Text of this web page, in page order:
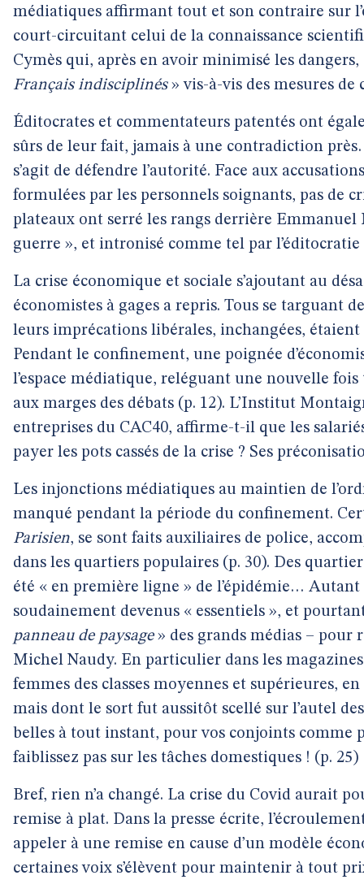
médiatiques affirmant tout et son contraire sur
court-circuitant celui de la connaissance
Cymès qui, après en avoir minimisé les dangers,
Français indisciplinés» vis-à-vis des mesures de
Éditocrates et commentateurs patentés ont
sûrs de leur fait, jamais à une contradiction
s’agit de défendre l’autorité. Face aux
formulées par les personnels soignants, pas de
plateaux ont serré les rangs derrière
guerre », et intronisé comme tel par l’éditocratie
La crise économique et sociale s’ajoutant au
économistes à gages a repris. Tous se targuant
leurs imprécations libérales, inchangées,
Pendant le confinement, une poignée
l’espace médiatique, reléguant une nouvelle
aux marges des débats (p. 12). L’Institut
entreprises du CAC40, affirme-t-il que les
payer les pots cassés de la crise ? Ses
Les injonctions médiatiques au maintien de
manqué pendant la période du confinement.
Parisien, se sont faits auxiliaires de police,
dans les quartiers populaires (p. 30). Des
été « en première ligne » de l’épidémie…
soudainement devenus « essentiels », et
panneau de paysage» des grands médias – pour
Michel Naudy. En particulier dans les
femmes des classes moyennes et supérieures,
mais dont le sort fut aussitôt scellé sur l’autel
belles à tout instant, pour vos conjoints comme
faiblissez pas sur les tâches domestiques ! (p. 25)
Bref, rien n’a changé. La crise du Covid aurait
remise à plat. Dans la presse écrite,
appeler à une remise en cause d’un modèle
certaines voix s’élèvent pour maintenir à tout